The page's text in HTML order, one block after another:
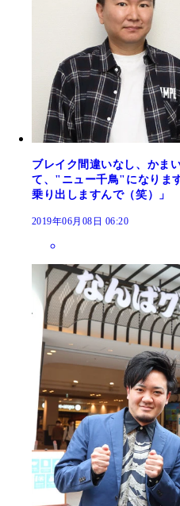
ブレイク間違いなし、かま
て、"ニュー千鳥"になりま
乗り出しますんで（笑）」
2019年06月08日 06:20